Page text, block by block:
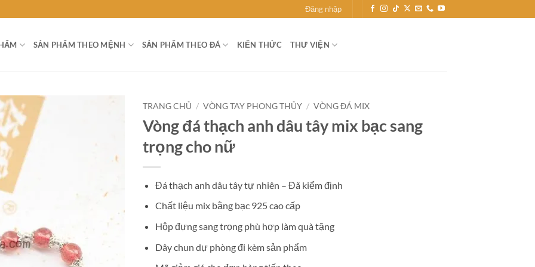
Đăng nhập
SẢN PHẨM THEO MỆNH SẢN PHẨM THEO ĐÁ KIẾN THỨC THƯ VIỆN
TRANG CHỦ / VÒNG TAY PHONG THỦY / VÒNG ĐÁ MIX
Vòng đá thạch anh dâu tây mix bạc sang
trọng cho nữ
Đá thạch anh dâu tây tự nhiên – Đã kiểm định
Chất liệu mix bằng bạc 925 cao cấp
Hộp đựng sang trọng phù hợp làm quà tặng
Dây chun dự phòng đi kèm sản phẩm